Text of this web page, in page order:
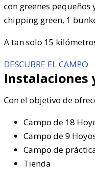
con greenes
chipping green, 1
A tan solo 15
DESCUBRE EL CAMPO
Instalaciones
Con el objetivo de
Campo de 18
Campo de 9
Campo de
Tienda